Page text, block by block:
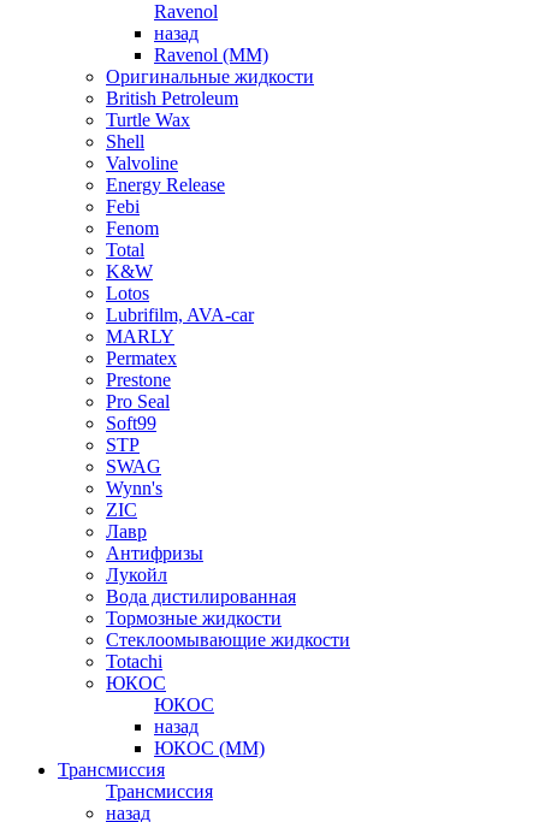
Ravenol
назад
Ravenol (ММ)
Оригинальные жидкости
British Petroleum
Turtle Wax
Shell
Valvoline
Energy Release
Febi
Fenom
Total
K&W
Lotos
Lubrifilm, AVA-car
MARLY
Permatex
Prestone
Pro Seal
Soft99
STP
SWAG
Wynn's
ZIC
Лавр
Антифризы
Лукойл
Вода дистилированная
Тормозные жидкости
Стеклоомывающие жидкости
Totachi
ЮКОС
ЮКОС
назад
ЮКОС (ММ)
Трансмиссия
Трансмиссия
назад